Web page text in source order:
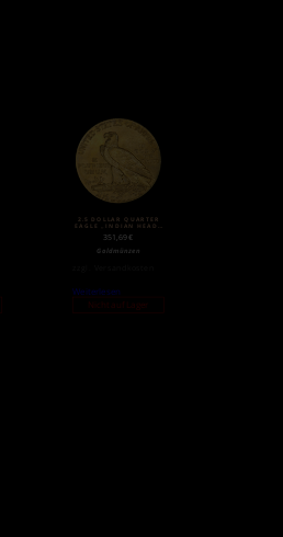
2.5 DOLLAR QUARTER
EAGLE „INDIAN HEAD“
351,69€
Goldmünzen
Weiterlesen
Nicht auf Lager